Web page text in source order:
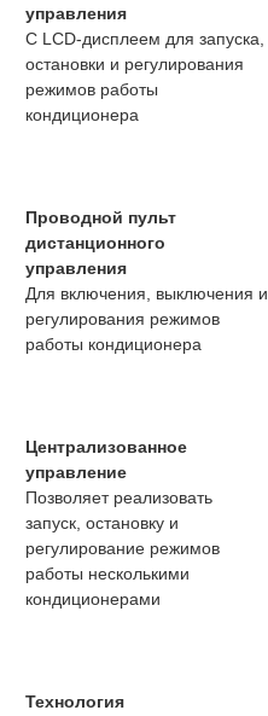
управления
С LCD-дисплеем для запуска,
остановки и регулирования
режимов работы
кондиционера
Проводной пульт
дистанционного
управления
Для включения, выключения и
регулирования режимов
работы кондиционера
Централизованное
управление
Позволяет реализовать
запуск, остановку и
регулирование режимов
работы несколькими
кондиционерами
Технология